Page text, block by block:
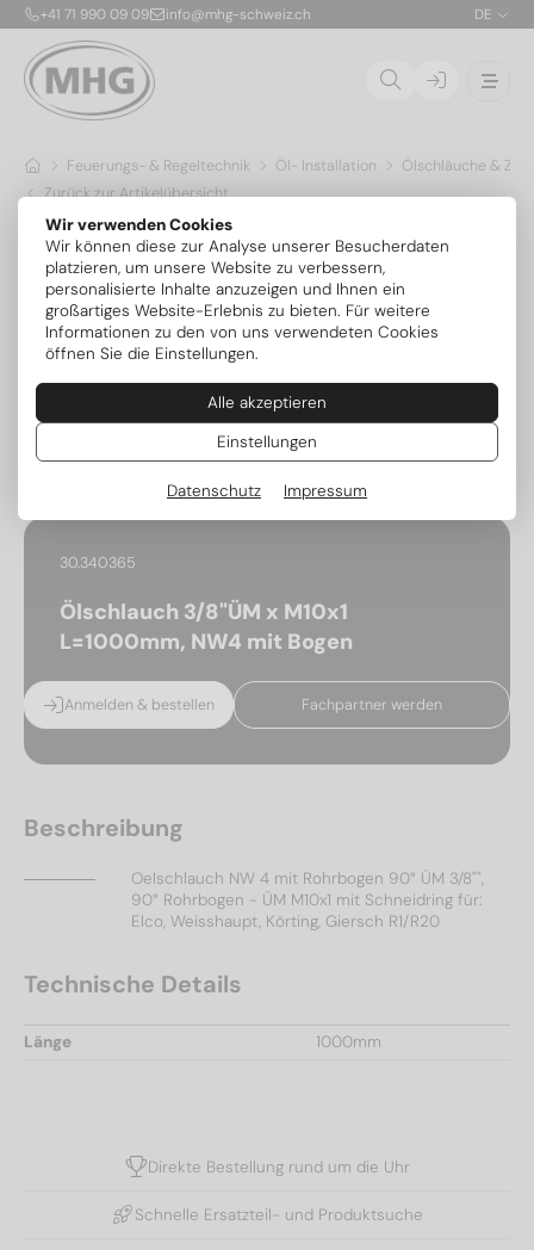
Wir verwenden Cookies
Wir können diese zur Analyse unserer Besucherdaten
platzieren, um unsere Website zu verbessern,
personalisierte Inhalte anzuzeigen und Ihnen ein
großartiges Website-Erlebnis zu bieten. Für weitere
Informationen zu den von uns verwendeten Cookies
öffnen Sie die Einstellungen.
Alle akzeptieren
Einstellungen
Datenschutz Impressum
+41 71 990 09 09 info@mhg-schweiz.ch DE
Feuerungs- & Regeltechnik Öl- Installation
Ölschläuche &
Zurück zur Artikelübersicht
30.340365
Ölschlauch 3/8"ÜM x M10x1
L=1000mm, NW4 mit Bogen
Anmelden & bestellen Fachpartner werden
Beschreibung
Oelschlauch NW 4 mit Rohrbogen 90° ÜM 3/8"",
90° Rohrbogen - ÜM M10x1 mit Schneidring für:
Elco, Weisshaupt, Körting, Giersch R1/R20
Technische Details
Länge 1000mm
Direkte Bestellung rund um die Uhr
Schnelle Ersatzteil- und Produktsuche